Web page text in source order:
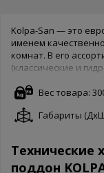
Kolpa-San — это
именем
комнат. В его
(классические и
душевые кабины,
мелочи, без
комфортную
созданной под
интерьера.
Вес товара:
Габариты
Технические
поддон